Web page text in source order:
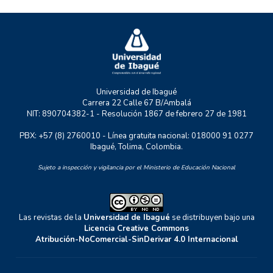
RASTRO URBANO
Universidad de Ibagué
Carrera 22 Calle 67 B/Ambalá
NIT: 890704382-1 - Resolución 1867 de febrero 27 de 1981
PBX: +57 (8) 2760010 - Línea gratuita nacional: 018000 91 0277
Ibagué, Tolima, Colombia.
Sujeto a inspección y vigilancia por el Ministerio de Educación Nacional
Las revistas de la Universidad de Ibagué se distribuyen bajo una
Licencia Creative Commons
Atribución-NoComercial-SinDerivar 4.0 Internacional